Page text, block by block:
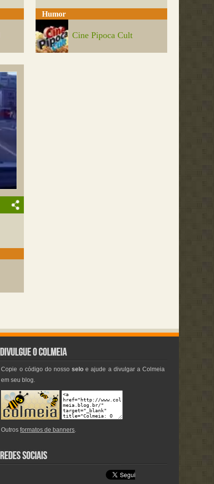
Humor
Cine Pipoca Cult
Copie o código do nossoselo e ajude a divulgar a Colmeia
em seu blog.
Outrosformatos de banners.